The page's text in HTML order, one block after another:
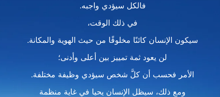
فالكل سيؤدي واجبه.
في ذلك الوقت،
سيكون الإنسان كائنًا مخلوقًا من حيث الهوية والمكانة.
لن يعود ثمة تمييز بين أعلى وأدنى؛
الأمر فحسب أن كلَّ شخص سيؤدي وظيفة مختلفة.
ومع ذلك، سيظل الإنسان يحيا في غاية منظمة